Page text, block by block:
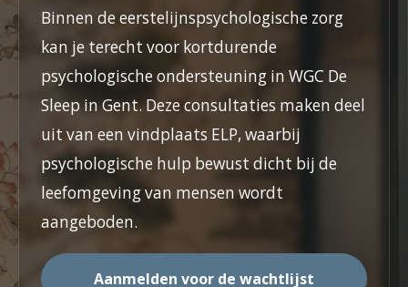
Binnen de eerstelijnspsychologische zorg
kan je terecht voor kortdurende
psychologische ondersteuning in WGC De
Sleep in Gent. Deze consultaties maken deel
uit van een vindplaats ELP, waarbij
psychologische hulp bewust dicht bij de
leefomgeving van mensen wordt
aangeboden.
Aanmelden voor de wachtlijst